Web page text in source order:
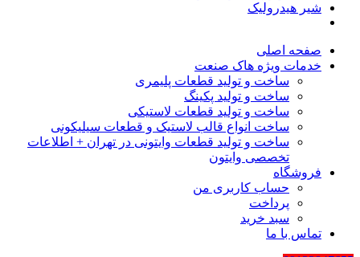
شیر هیدرولیک
صفحه اصلی
خدمات ویژه هاک صنعت
ساخت و تولید قطعات پلیمری
ساخت و تولید پکینگ
ساخت و تولید قطعات لاستیکی
ساخت انواع قالب لاستیک و قطعات سیلیکونی
ساخت و تولید قطعات وایتونی در تهران + اطلاعات
تخصصی وایتون
فروشگاه
حساب کاربری من
پرداخت
سبد خرید
تماس با ما